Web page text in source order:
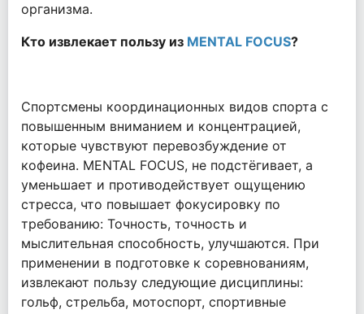
организма.
Кто извлекает пользу из MENTAL FOCUS?
Спортсмены координационных видов спорта с
повышенным вниманием и концентрацией,
которые чувствуют перевозбуждение от
кофеина. MENTAL FOCUS, не подстёгивает, а
уменьшает и противодействует ощущению
стресса, что повышает фокусировку по
требованию: Точность, точность и
мыслительная способность, улучшаются. При
применении в подготовке к соревнованиям,
извлекают пользу следующие дисциплины:
гольф, стрельба, мотоспорт, спортивные